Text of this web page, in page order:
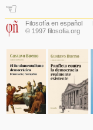
☜
Filosofía en español
© 1997 filosofia.org